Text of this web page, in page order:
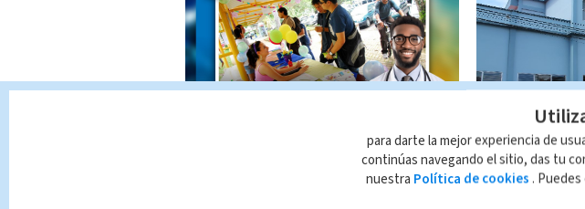
realizará feria de salud en con
más ágil
para darte la mejor experiencia de
continúas navegando el sitio, das tu
nuestra Política de cookies .